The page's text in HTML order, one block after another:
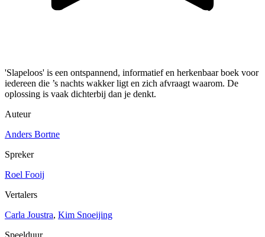
'Slapeloos' is een ontspannend, informatief en herkenbaar boek voor
iedereen die ’s nachts wakker ligt en zich afvraagt waarom. De
oplossing is vaak dichterbij dan je denkt.
Auteur
Anders Bortne
Spreker
Roel Fooij
Vertalers
Carla Joustra, Kim Snoeijing
Speelduur